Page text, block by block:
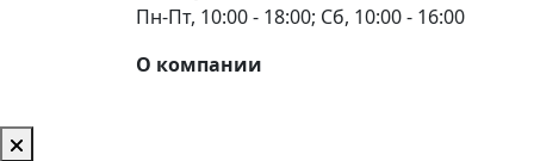
Пн-Пт, 10:00 - 18:00; Сб, 10:00 - 16:00
О компании